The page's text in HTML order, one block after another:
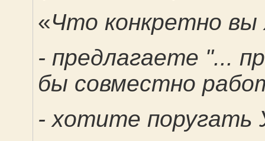
«Что конкретно
- предлагаете "...
бы совместно
- хотите поругать